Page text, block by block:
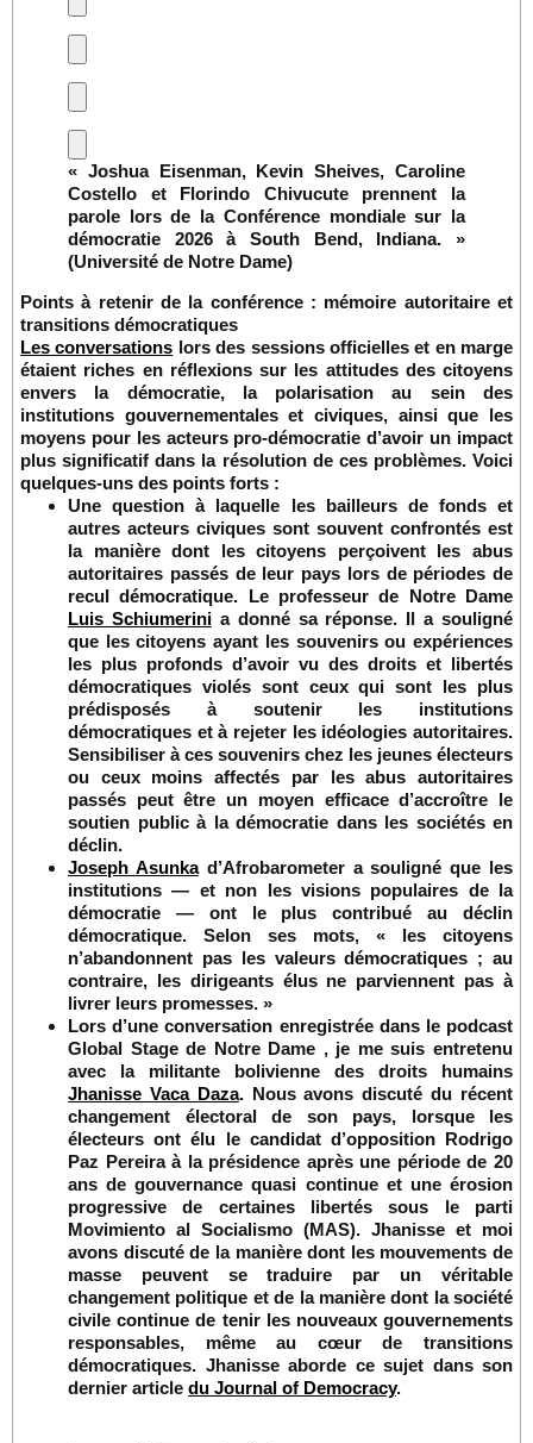
« Joshua Eisenman, Kevin Sheives, Caroline
Costello et Florindo Chivucute prennent la
parole lors de la Conférence mondiale sur la
démocratie 2026 à South Bend, Indiana. »
(Université de Notre Dame)
Points à retenir de la conférence : mémoire autoritaire et
transitions démocratiques
Les conversations lors des sessions officielles et en marge
étaient riches en réflexions sur les attitudes des citoyens
envers la démocratie, la polarisation au sein des
institutions gouvernementales et civiques, ainsi que les
moyens pour les acteurs pro-démocratie d’avoir un impact
plus significatif dans la résolution de ces problèmes. Voici
quelques-uns des points forts :
Une question à laquelle les bailleurs de fonds et
autres acteurs civiques sont souvent confrontés est
la manière dont les citoyens perçoivent les abus
autoritaires passés de leur pays lors de périodes de
recul démocratique. Le professeur de Notre Dame
Luis Schiumerinia donné sa réponse. Il a souligné
que les citoyens ayant les souvenirs ou expériences
les plus profonds d’avoir vu des droits et libertés
démocratiques violés sont ceux qui sont les plus
prédisposés à soutenir les institutions
démocratiques et à rejeter les idéologies autoritaires.
Sensibiliser à ces souvenirs chez les jeunes électeurs
ou ceux moins affectés par les abus autoritaires
passés peut être un moyen efficace d’accroître le
soutien public à la démocratie dans les sociétés en
déclin.
Joseph Asunkad’Afrobarometer a souligné que les
institutions — et non les visions populaires de la
démocratie — ont le plus contribué au déclin
démocratique. Selon ses mots, « les citoyens
n’abandonnent pas les valeurs démocratiques ; au
contraire, les dirigeants élus ne parviennent pas à
livrer leurs promesses. »
Lors d’une conversation enregistrée dans le podcast
Global Stage de Notre Dame , je me suis entretenu
avec la militante bolivienne des droits humains
Jhanisse Vaca Daza. Nous avons discuté du récent
changement électoral de son pays, lorsque les
électeurs ont élu le candidat d’opposition Rodrigo
Paz Pereira à la présidence après une période de 20
ans de gouvernance quasi continue et une érosion
progressive de certaines libertés sous le parti
Movimiento al Socialismo (MAS). Jhanisse et moi
avons discuté de la manière dont les mouvements de
masse peuvent se traduire par un véritable
changement politique et de la manière dont la société
civile continue de tenir les nouveaux gouvernements
responsables, même au cœur de transitions
démocratiques. Jhanisse aborde ce sujet dans son
dernier article du Journal of Democracy.